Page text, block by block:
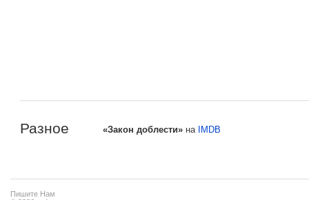
Разное «Закон доблести» на IMDB
Пишите Нам